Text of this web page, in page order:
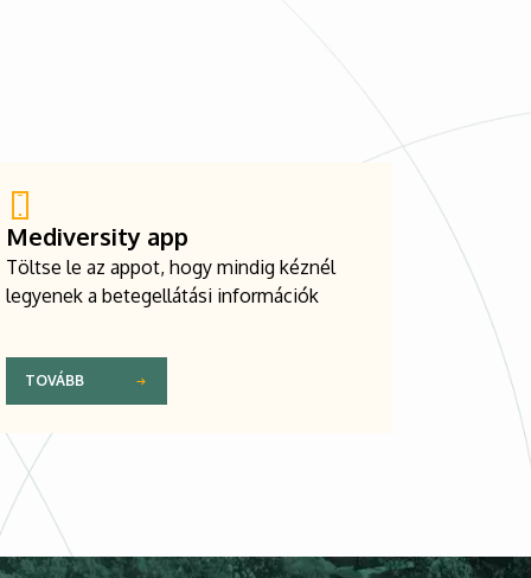
Mediversity app
Töltse le az appot, hogy mindig kéznél
legyenek a betegellátási információk
TOVÁBB